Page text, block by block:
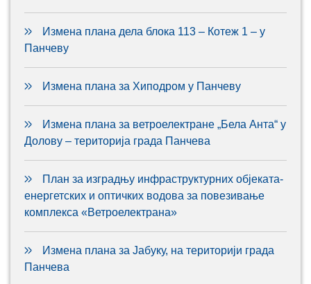
Измена плана дела блока 113 – Котеж 1 – у
Панчеву
Измена плана за Хиподром у Панчеву
Измена плана за ветроелектране „Бела Анта“ у
Долову – територија града Панчева
План за изградњу инфраструктурних објеката-
енергетских и оптичких водова за повезивање
комплекса «Ветроелектрана»
Измена плана за Јабуку, на територији града
Панчева